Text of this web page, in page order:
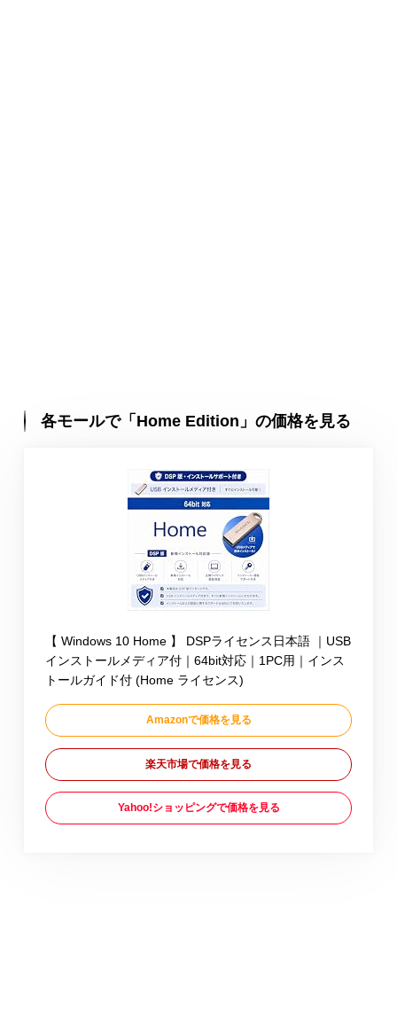
各モールで「Home Edition」の価格を見る
【 Windows 10 Home 】 DSPライセンス日本語 ｜USB
インストールメディア付｜64bit対応｜1PC用｜インス
トールガイド付 (Home ライセンス)
Amazonで価格を見る
楽天市場で価格を見る
Yahoo!ショッピングで価格を見る